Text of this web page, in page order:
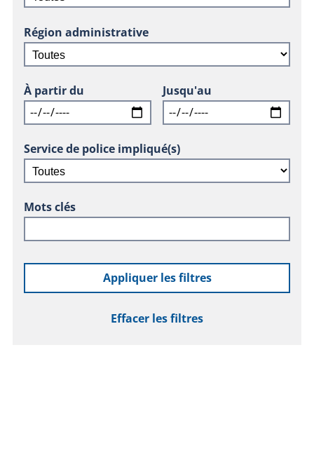
Région administrative
À partir du Jusqu'au
Service de police impliqué(s)
Mots clés
Appliquer les filtres
Effacer les filtres